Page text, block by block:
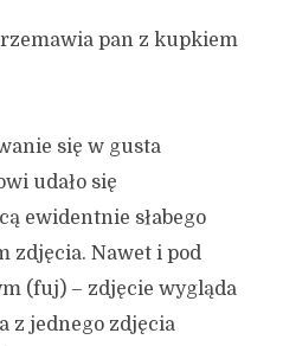
pan z kupkiem
się w gusta
udało się
ewidentnie słabego
zdjęcia. Nawet i pod
(fuj) – zdjęcie wygląda
z jednego zdjęcia